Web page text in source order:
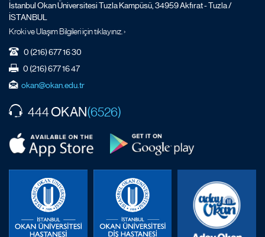
İstanbul Okan Üniversitesi Tuzla Kampüsü, 34959 Akfırat - Tuzla /
İSTANBUL
Kroki ve Ulaşım Bilgileri için tıklayınız. ›
0 (216) 677 16 30
0 (216) 677 16 47
okan@okan.edu.tr
444OKAN(6526)